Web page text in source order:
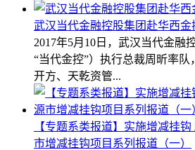
武汉当代金融控股集团赴华西
2017年5月10日，武汉当代金融
“当代金控”）执行总裁周昕率
开方、天乾资管...
【专题系类报道】实施增减挂
市增减挂钩项目系列报道（一）